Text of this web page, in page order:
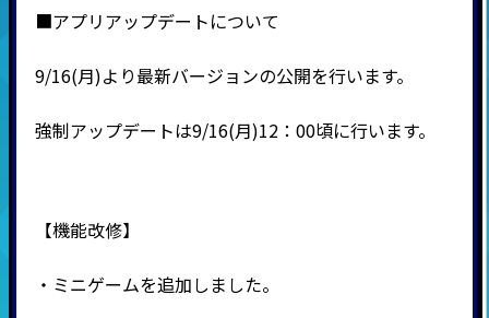
■アプリアップデートについて
9/16(月)より最新バージョンの公開を行います。
強制アップデートは9/16(月)12：00頃に行います。
【機能改修】
・ミニゲームを追加しました。